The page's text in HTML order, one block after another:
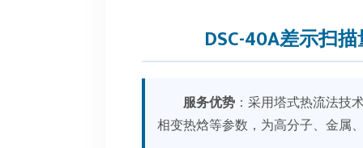
DSC-40A差示扫
服务优势 ：采用塔式热流法技
相变热焓等参数，为高分子、金属